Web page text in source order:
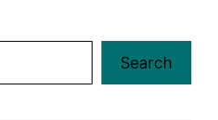
Search